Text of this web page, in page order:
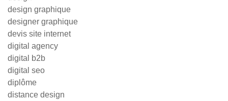
design graphique
designer graphique
devis site internet
digital agency
digital b2b
digital seo
diplôme
distance design